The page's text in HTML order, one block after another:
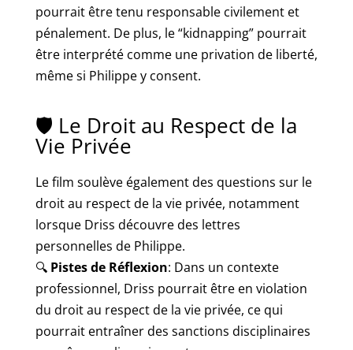
pourrait être tenu responsable civilement et
pénalement. De plus, le “kidnapping” pourrait
être interprété comme une privation de liberté,
même si Philippe y consent.
🛡️ Le Droit au Respect de la
Vie Privée
Le film soulève également des questions sur le
droit au respect de la vie privée, notamment
lorsque Driss découvre des lettres
personnelles de Philippe.
🔍 Pistes de Réflexion: Dans un contexte
professionnel, Driss pourrait être en violation
du droit au respect de la vie privée, ce qui
pourrait entraîner des sanctions disciplinaires